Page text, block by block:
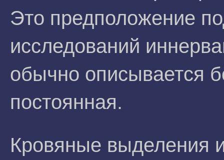
Это предположение
исследований
обычно описывается
постоянная.
Кровяные выделения